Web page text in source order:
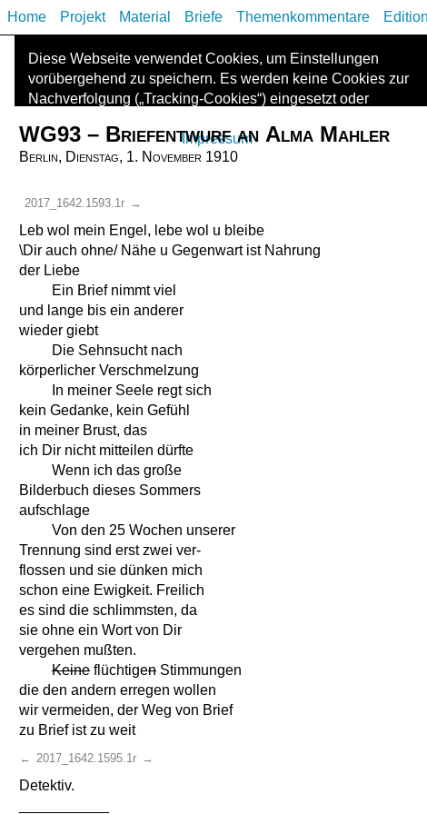
Home Projekt Material Briefe Themenkommentare
Diese Webseite verwendet Cookies, um Einstellungen
vorübergehend zu speichern. Es werden keine Cookies zur
Nachverfolgung („Tracking-Cookies“) eingesetzt oder
Anbieters finden Sie imImpressum.
WG93 – Briefentwurf an Alma Mahler
Berlin, Dienstag, 1. November 1910
2017_1642.1593.1r →
Leb wol mein Engel, lebe wol u bleibe
\Dir auch ohne/ Nähe u Gegenwart ist Nahrung
der Liebe
Ein Brief nimmt viel
und lange bis ein anderer
wieder giebt
Die Sehnsucht nach
körperlicher Verschmelzung
In meiner Seele regt sich
kein Gedanke, kein Gefühl
in meiner Brust, das
ich Dir nicht mitteilen dürfte
Wenn ich das große
Bilderbuch dieses Sommers
aufschlage
Von den 25 Wochen unserer
Trennung sind erst zwei ver-
flossen und sie dünken mich
schon eine Ewigkeit. Freilich
es sind die schlimmsten, da
sie ohne ein Wort von Dir
vergehen mußten.
Keine flüchtigen Stimmungen
die den andern erregen wollen
wir vermeiden, der Weg von Brief
zu Brief ist zu weit
← 2017_1642.1595.1r →
Detektiv.